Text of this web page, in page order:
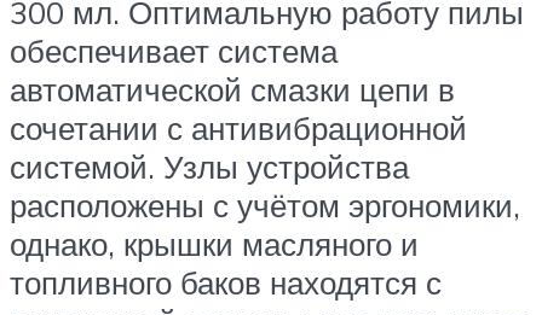
300 мл. Оптимальную работу пилы
обеспечивает система
автоматической смазки цепи в
сочетании с антивибрационной
системой. Узлы устройства
расположены с учётом эргономики,
однако, крышки масляного и
топливного баков находятся с